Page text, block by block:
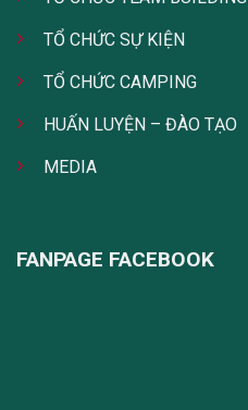
TỔ CHỨC SỰ KIỆN
TỔ CHỨC CAMPING
HUẤN LUYỆN – ĐÀO TẠO
MEDIA
FANPAGE FACEBOOK